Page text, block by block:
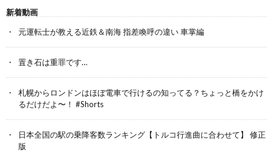
新着動画
元運転士が教える近鉄＆南海 指差喚呼の違い 車掌編
置き石は重罪です…
札幌からロンドンはほぼ電車で行けるの知ってる？ちょっと橋をかけ
るだけだよ〜！ #Shorts
日本全国の駅の乗降客数ランキング【トルコ行進曲に合わせて】 修正
版